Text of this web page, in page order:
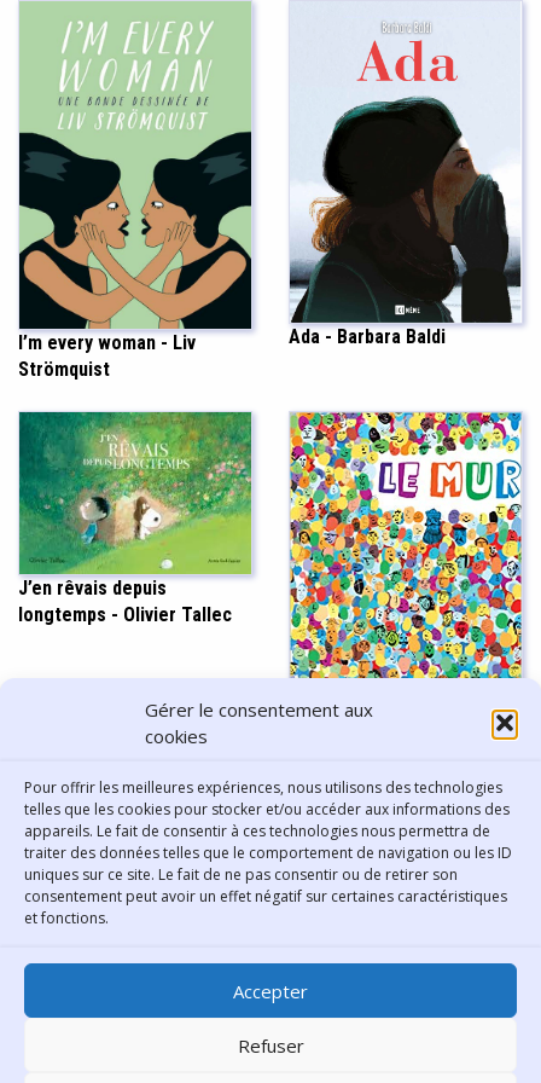
Gérer le consentement aux
cookies
Pour offrir les meilleures expériences, nous utilisons des technologies
telles que les cookies pour stocker et/ou accéder aux informations des
appareils. Le fait de consentir à ces technologies nous permettra de
traiter des données telles que le comportement de navigation ou les ID
uniques sur ce site. Le fait de ne pas consentir ou de retirer son
consentement peut avoir un effet négatif sur certaines caractéristiques
et fonctions.
Accepter
Refuser
I’m every woman - Liv
Strömquist
Ada - Barbara Baldi
J’en rêvais depuis
longtemps - Olivier Tallec
Carolina Zanotti, ill. Mauro
Sacco et Elsa Vallarino
Bibliothèque municipale de
Lyon
30 Boulevard Vivier-Merle